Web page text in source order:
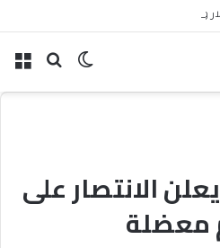
بحث الوضع
الانتصار على
معضلة